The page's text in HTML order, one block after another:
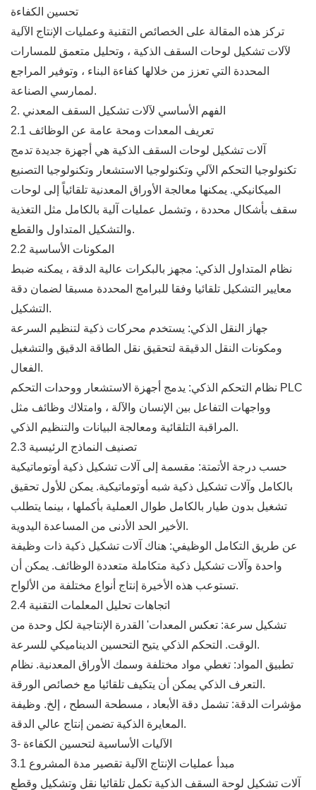
تحسين الكفاءة
تركز هذه المقالة على الخصائص التقنية وعمليات الإنتاج الآلية
لآلات تشكيل لوحات السقف الذكية ، وتحليل متعمق للمسارات
المحددة التي تعزز من خلالها كفاءة البناء ، وتوفير المراجع
لممارسي الصناعة.
2. الفهم الأساسي لآلات تشكيل السقف المعدني
2.1 تعريف المعدات ومحة عامة عن الوظائف
آلات تشكيل لوحات السقف الذكية هي أجهزة جديدة تدمج
تكنولوجيا التحكم الآلي وتكنولوجيا الاستشعار وتكنولوجيا التصنيع
الميكانيكي. يمكنها معالجة الأوراق المعدنية تلقائياً إلى لوحات
سقف بأشكال محددة ، وتشمل عمليات آلية بالكامل مثل التغذية
والتشكيل المتداول والقطع.
2.2 المكونات الأساسية
نظام المتداول الذكي: مجهز بالبكرات عالية الدقة ، يمكنه ضبط
معايير التشكيل تلقائيا وفقا للبرامج المحددة مسبقا لضمان دقة
التشكيل.
جهاز النقل الذكي: يستخدم محركات ذكية لتنظيم السرعة
ومكونات النقل الدقيقة لتحقيق نقل الطاقة الدقيق والتشغيل
الفعال.
نظام التحكم الذكي: يدمج أجهزة الاستشعار ووحدات التحكم PLC
وواجهات التفاعل بين الإنسان والآلة ، وامتلاك وظائف مثل
المراقبة التلقائية ومعالجة البيانات والتنظيم الذكي.
2.3 تصنيف النماذج الرئيسية
حسب درجة الأتمتة: مقسمة إلى آلات تشكيل ذكية أوتوماتيكية
بالكامل وآلات تشكيل ذكية شبه أوتوماتيكية. يمكن للأول تحقيق
تشغيل بدون طيار بالكامل طوال العملية بأكملها ، بينما يتطلب
الأخير الحد الأدنى من المساعدة اليدوية.
عن طريق التكامل الوظيفي: هناك آلات تشكيل ذكية ذات وظيفة
واحدة وآلات تشكيل ذكية متكاملة متعددة الوظائف. يمكن أن
تستوعب هذه الأخيرة إنتاج أنواع مختلفة من الألواح.
2.4 اتجاهات تحليل المعلمات التقنية
تشكيل سرعة: تعكس المعدات' القدرة الإنتاجية لكل وحدة من
الوقت. التحكم الذكي يتيح التحسين الديناميكي للسرعة.
تطبيق المواد: تغطي مواد مختلفة وسمك الأوراق المعدنية. نظام
التعرف الذكي يمكن أن يتكيف تلقائيا مع خصائص الورقة.
مؤشرات الدقة: تشمل دقة الأبعاد ، مسطحة السطح ، إلخ. وظيفة
المعايرة الذكية تضمن إنتاج عالي الدقة.
3- الآليات الأساسية لتحسين الكفاءة
3.1 مبدأ عمليات الإنتاج الآلية تقصير مدة المشروع
آلات تشكيل لوحة السقف الذكية تكمل تلقائيا نقل وتشكيل وقطع